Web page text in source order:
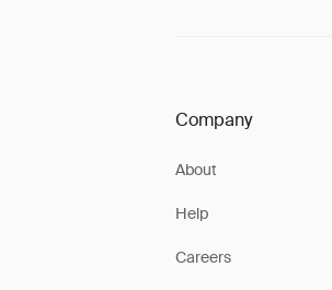
Company
About
Help
Careers